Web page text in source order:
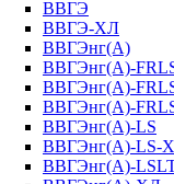
ВВГЭ
ВВГЭ-ХЛ
ВВГЭнг(А)
ВВГЭнг(А)-
ВВГЭнг(А)-
ВВГЭнг(А)-
ВВГЭнг(А)-LS
ВВГЭнг(А)-LS-
ВВГЭнг(А)-